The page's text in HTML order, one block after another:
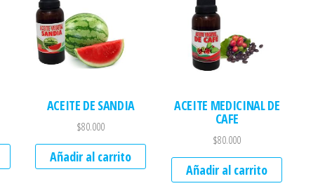
ACEITE DE SANDIA
$80.000
Añadir al carrito
ACEITE MEDICINAL DE
CAFE
$80.000
Añadir al carrito